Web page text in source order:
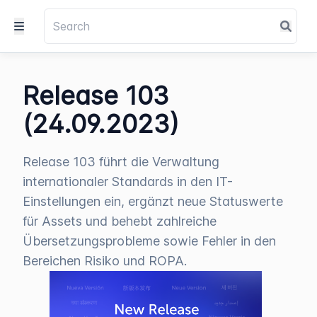
Release 103
(24.09.2023)
Release 103 führt die Verwaltung
internationaler Standards in den IT-
Einstellungen ein, ergänzt neue Statuswerte
für Assets und behebt zahlreiche
Übersetzungsprobleme sowie Fehler in den
Bereichen Risiko und ROPA.